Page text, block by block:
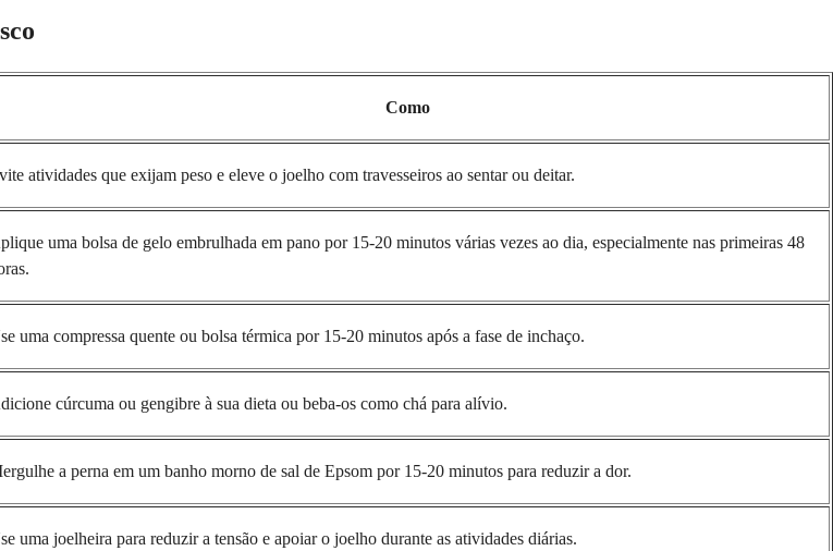
Como
atividades que exijam peso e eleve o joelho com travesseiros ao sentar ou deitar.
uma bolsa de gelo embrulhada em pano por 15-20 minutos várias vezes ao dia, especialmente nas primeiras 48
uma compressa quente ou bolsa térmica por 15-20 minutos após a fase de inchaço.
cúrcuma ou gengibre à sua dieta ou beba-os como chá para alívio.
a perna em um banho morno de sal de Epsom por 15-20 minutos para reduzir a dor.
uma joelheira para reduzir a tensão e apoiar o joelho durante as atividades diárias.